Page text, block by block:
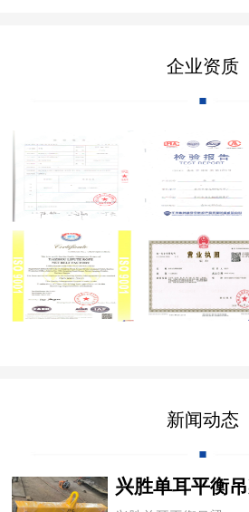
企业资质
新闻动态